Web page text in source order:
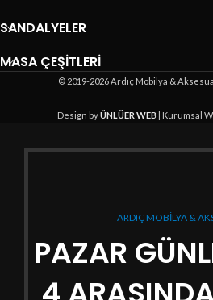
SANDALYELER
MASA ÇEŞİTLERİ
© 2019-2026 Ardıç Mobilya &
Design byÜNLÜER WEB | Kurumsal
ARDIÇ MOBİLYA &
PAZAR